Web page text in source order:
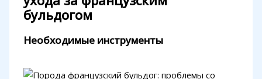
бульдогом
Необходимые инструменты